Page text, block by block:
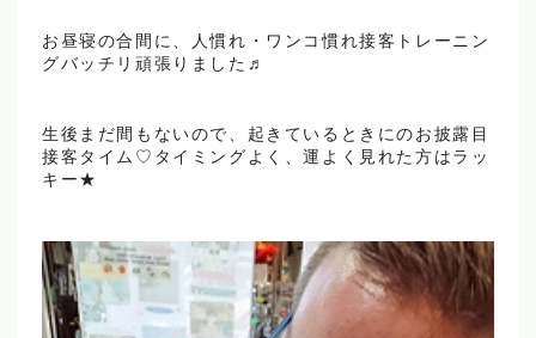
お昼寝の合間に、人慣れ・ワンコ慣れ接客トレーニン
グバッチリ頑張りました♬
生後まだ間もないので、起きているときにのお披露目
接客タイム♡タイミングよく、運よく見れた方はラッ
キー★